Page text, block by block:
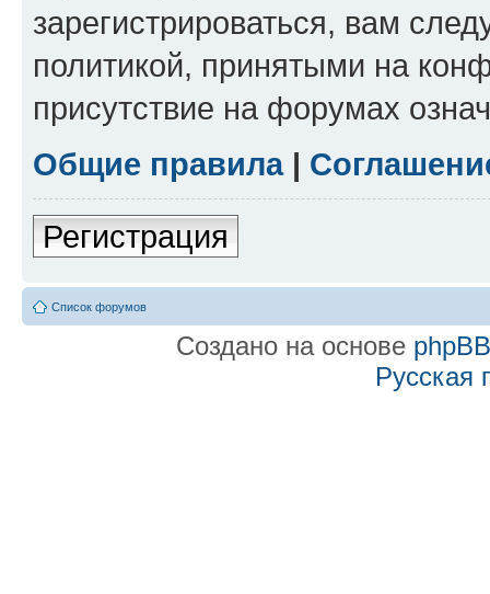
зарегистрироваться, вам
политикой, принятыми на
присутствие на форумах
Общие правила|
Регистрация
Список форумов
Создано на основе phpBB
Русская